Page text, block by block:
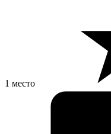
1 место